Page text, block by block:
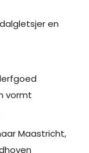
en
vormt
Maastricht,